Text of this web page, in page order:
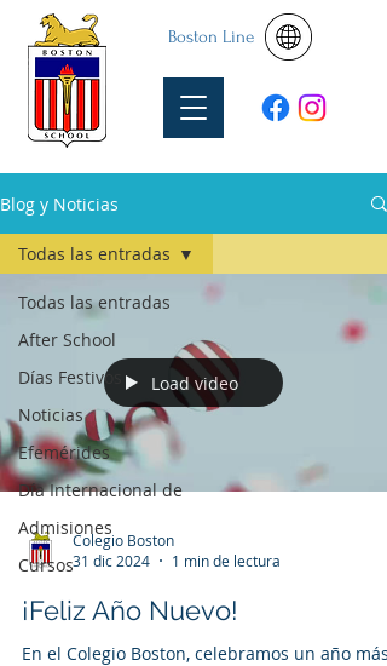
Boston Line
Blog y Noticias
Todas las entradas
After School
Días Festivos
Noticias
Efemérides
Día Internacional de
Admisiones
Cursos
Todas las entradas
Load video
Colegio Boston
31 dic 2024
1 min de lectura
¡Feliz Año Nuevo!
En el Colegio Boston, celebramos un año más